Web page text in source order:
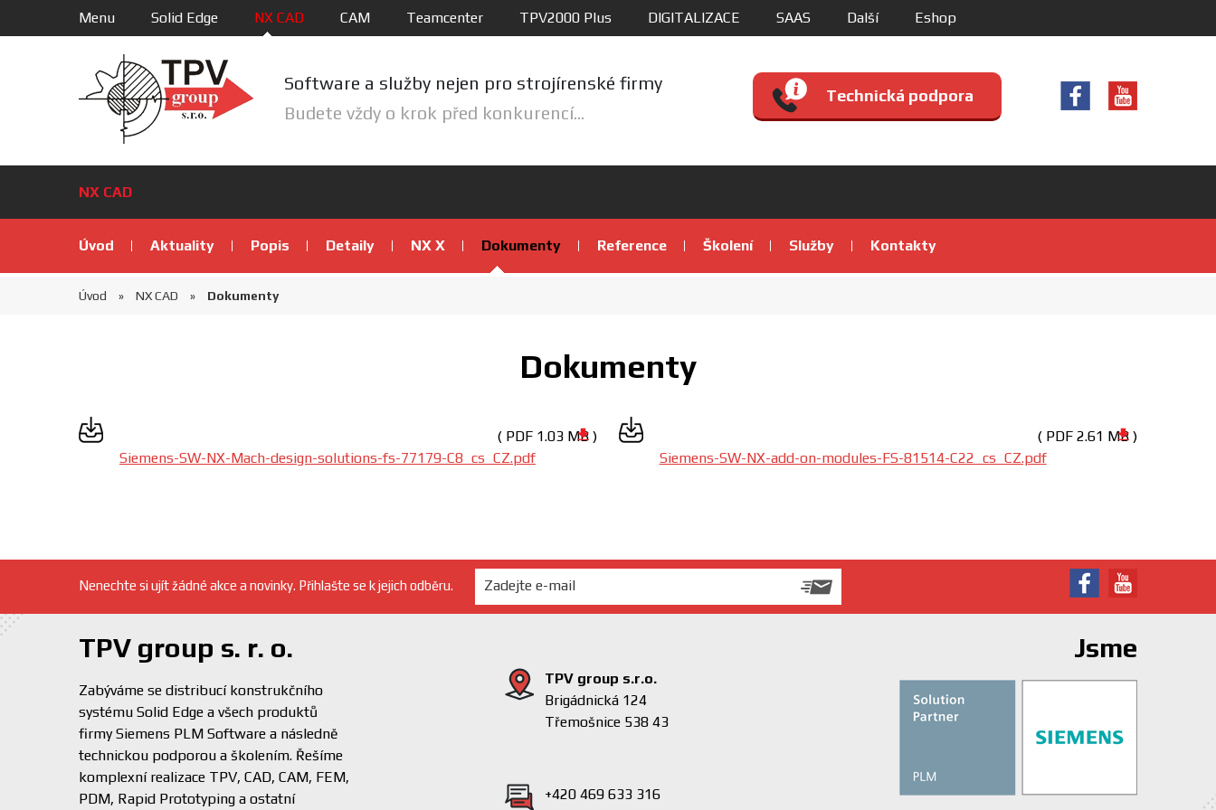
Menu Solid Edge NX CAD CAM Teamcenter TPV2000 Plus DIGITALIZACE SAAS Další Eshop
Software a služby nejen pro strojírenské firmy
Budete vždy o krok před konkurencí...
Technická podpora
NX CAD
Úvod Aktuality Popis Detaily NX X Dokumenty Reference Školení Služby Kontakty
Úvod NX CAD Dokumenty
Dokumenty
( PDF 1.03 MB )
Siemens-SW-NX-Mach-design-solutions-fs-77179-C8_cs_CZ.pdf
( PDF 2.61 MB )
Siemens-SW-NX-add-on-modules-FS-81514-C22_cs_CZ.pdf
Nenechte si ujít žádné akce a novinky. Přihlašte se k jejich odběru.
TPV group s. r. o.
Zabýváme se distribucí konstrukčního
systému Solid Edge a všech produktů
firmy Siemens PLM Software a následně
technickou podporou a školením. Řešíme
komplexní realizace TPV, CAD, CAM, FEM,
PDM, Rapid Prototyping a ostatní
TPV group s.r.o.
Brigádnická 124
Třemošnice 538 43
+420 469 633 316
Jsme